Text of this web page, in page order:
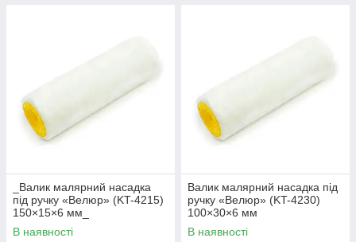
_Валик малярний насадка
під ручку «Велюр» (KT-4215)
150×15×6 мм_
В наявності
Валик малярний насадка під
ручку «Велюр» (KT-4230)
100×30×6 мм
В наявності